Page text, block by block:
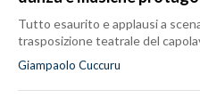
Tutto esaurito e applausi a
trasposizione teatrale del
Giampaolo Cuccuru